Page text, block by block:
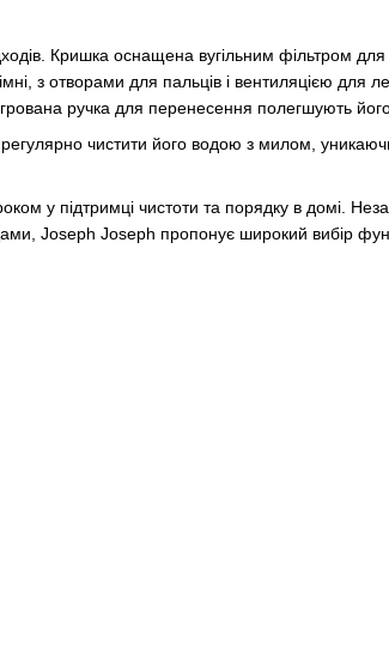
Кришка оснащена вугільним фільтром
з отворами для пальців і вентиляцією для
ручка для перенесення полегшують
чистити його водою з милом,
у підтримці чистоти та порядку в домі.
Joseph Joseph пропонує широкий вибір